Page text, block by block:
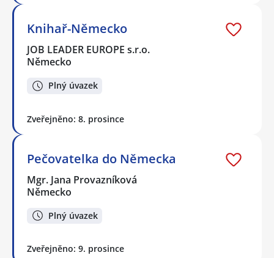
Knihař-Německo
JOB LEADER EUROPE s.r.o.
Německo
Plný úvazek
Zveřejněno: 8. prosince
Pečovatelka do Německa
Mgr. Jana Provazníková
Německo
Plný úvazek
Zveřejněno: 9. prosince